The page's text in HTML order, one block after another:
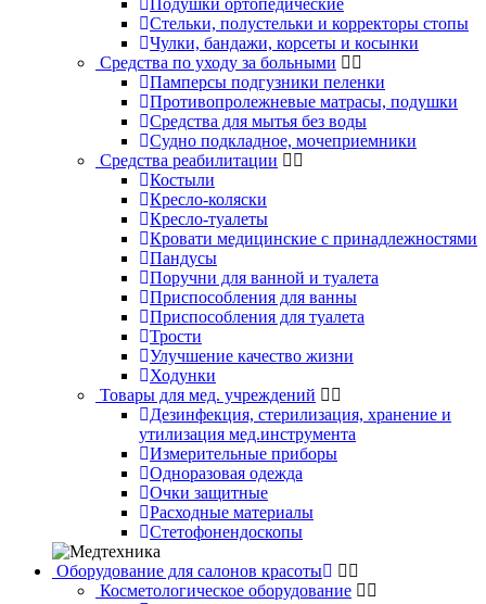
Подушки ортопедические
Стельки, полустельки и корректоры стопы
Чулки, бандажи, корсеты и косынки
Средства по уходу за больными
Памперсы подгузники пеленки
Противопролежневые матрасы, подушки
Средства для мытья без воды
Судно подкладное, мочеприемники
Средства реабилитации
Костыли
Кресло-коляски
Кресло-туалеты
Кровати медицинские с принадлежностями
Пандусы
Поручни для ванной и туалета
Приспособления для ванны
Приспособления для туалета
Трости
Улучшение качество жизни
Ходунки
Товары для мед. учреждений
Дезинфекция, стерилизация, хранение и
утилизация мед.инструмента
Измерительные приборы
Одноразовая одежда
Очки защитные
Расходные материалы
Стетофонендоскопы
Оборудование для салонов красоты
Косметологическое оборудование